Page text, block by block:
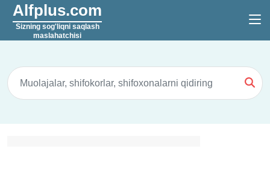
Alfplus.com
Sizning sog'liqni saqlash
maslahatchisi